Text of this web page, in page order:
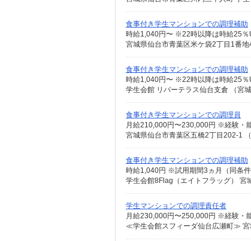
食事付き学生マンションでの調理補助
時給1,040円〜 ※22時以降は時給25
宮城県仙台市青葉区米ケ袋2丁目1番
食事付き学生マンションでの調理補助
時給1,040円〜 ※22時以降は時給25％
学生会館 リバーテラス仙台支倉 （宮
食事付き学生マンションでの調理員
月給210,000円〜230,000円 ※経験・
食事付き学生マンションでの調理補助
時給1,040円 ※試用期間3ヵ月（同条件
学生会館8Flag（エイトフラッグ） 宮
学生マンションでの調理責任者
月給230,000円〜250,000円 ※経験・
≪学生会館スフィーダ仙台広瀬町≫